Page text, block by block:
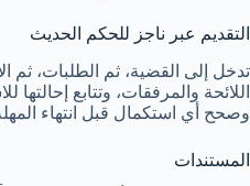
التقديم عبر ناجز للحكم الحديث
تدخل إلى القضية، ثم الطلبات، ثم
اللائحة والمرفقات، وتتابع
وصحح أي استكمال قبل انتهاء
المستندات